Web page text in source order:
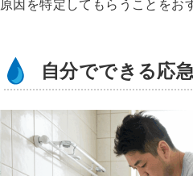
原因を特定してもらうことをお
自分でできる応